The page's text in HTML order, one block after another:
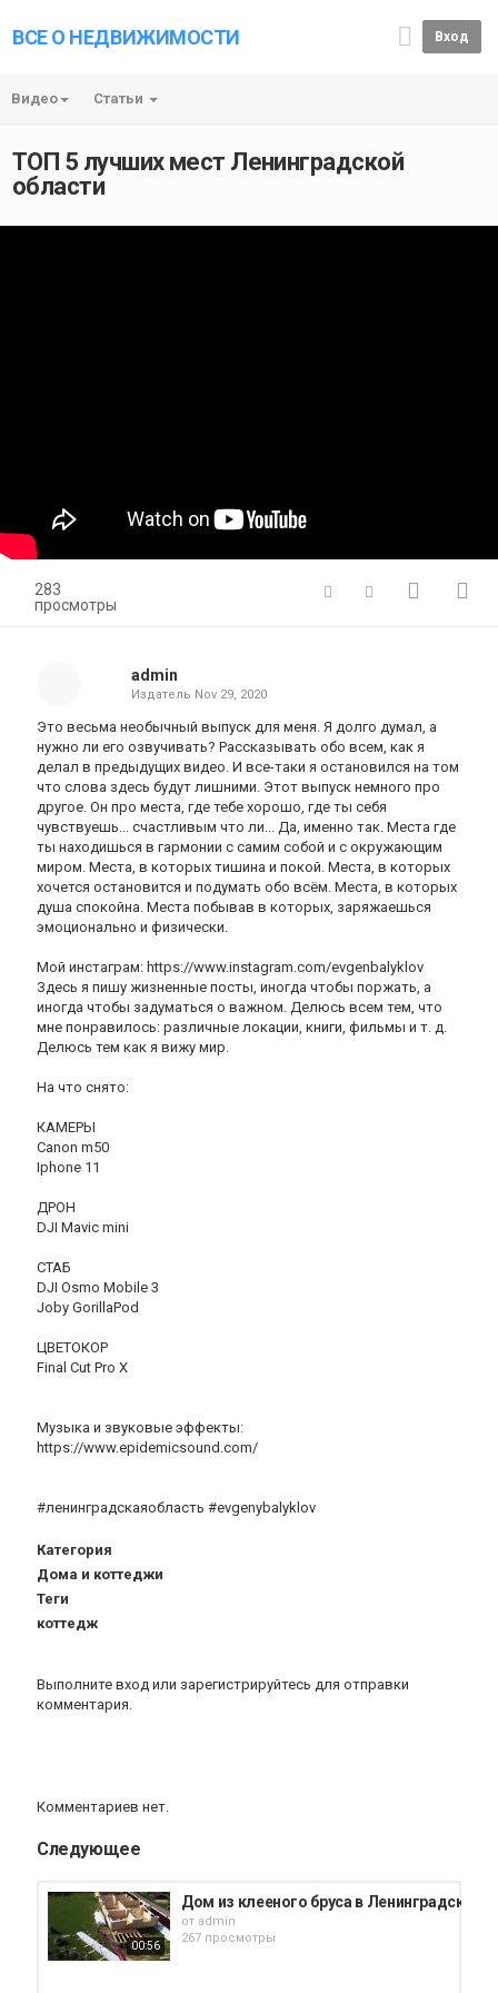
ВСЕ О НЕДВИЖИМОСТИ Вход
Видео Статьи
ТОП 5 лучших мест Ленинградской
области
283
просмотры
admin
Издатель Nov 29, 2020
Это весьма необычный выпуск для меня. Я долго думал, а
нужно ли его озвучивать? Рассказывать обо всем, как я
делал в предыдущих видео. И все-таки я остановился на том
что слова здесь будут лишними. Этот выпуск немного про
другое. Он про места, где тебе хорошо, где ты себя
чувствуешь... счастливым что ли... Да, именно так. Места где
ты находишься в гармонии с самим собой и с окружающим
миром. Места, в которых тишина и покой. Места, в которых
хочется остановится и подумать обо всём. Места, в которых
душа спокойна. Места побывав в которых, заряжаешься
эмоционально и физически.
Мой инстаграм: https://www.instagram.com/evgenbalyklov
Здесь я пишу жизненные посты, иногда чтобы поржать, а
иногда чтобы задуматься о важном. Делюсь всем тем, что
мне понравилось: различные локации, книги, фильмы и т. д.
Делюсь тем как я вижу мир.
На что снято:
КАМЕРЫ
Canon m50
Iphone 11
ДРОН
DJI Mavic mini
СТАБ
DJI Osmo Mobile 3
Joby GorillaPod
ЦВЕТОКОР
Final Cut Pro X
Музыка и звуковые эффекты:
https://www.epidemicsound.com/
#ленинградскаяобласть #evgenybalyklov
Категория
Дома и коттеджи
Теги
коттедж
Выполните вход или зарегистрируйтесь для отправки
комментария.
Комментариев нет.
Следующее
00:56
Дом из клееного бруса в Ленинградской
от admin
267 просмотры